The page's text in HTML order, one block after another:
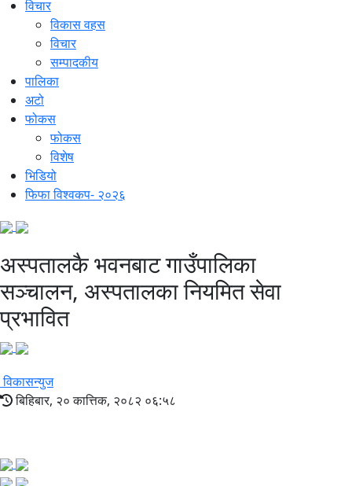
विचार
विकास वहस
विचार
सम्पादकीय
पालिका
अटो
फोकस
फोकस
विशेष
भिडियो
फिफा विश्वकप- २०२६
अस्पतालकै भवनबाट गाउँपालिका
सञ्चालन, अस्पतालका नियमित सेवा
प्रभावित
विकासन्युज
बिहिबार, २० कात्तिक, २०८२ ०६:५८